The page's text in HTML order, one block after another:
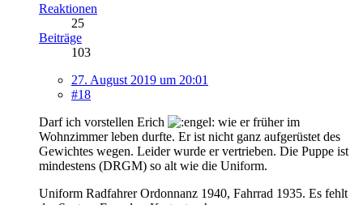
Reaktionen
25
Beiträge
103
27. August 2019 um 20:01
#18
Darf ich vorstellen Erich
wie er früher im
Wohnzimmer leben durfte. Er ist nicht ganz aufgerüstet des
Gewichtes wegen. Leider wurde er vertrieben. Die Puppe ist
mindestens (DRGM) so alt wie die Uniform.
Uniform Radfahrer Ordonnanz 1940, Fahrrad 1935. Es fehlt